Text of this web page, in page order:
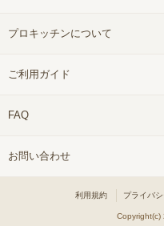
プロキッチンについて
ご利用ガイド
FAQ
お問い合わせ
利用規約 プライバシ
Copyright(c)